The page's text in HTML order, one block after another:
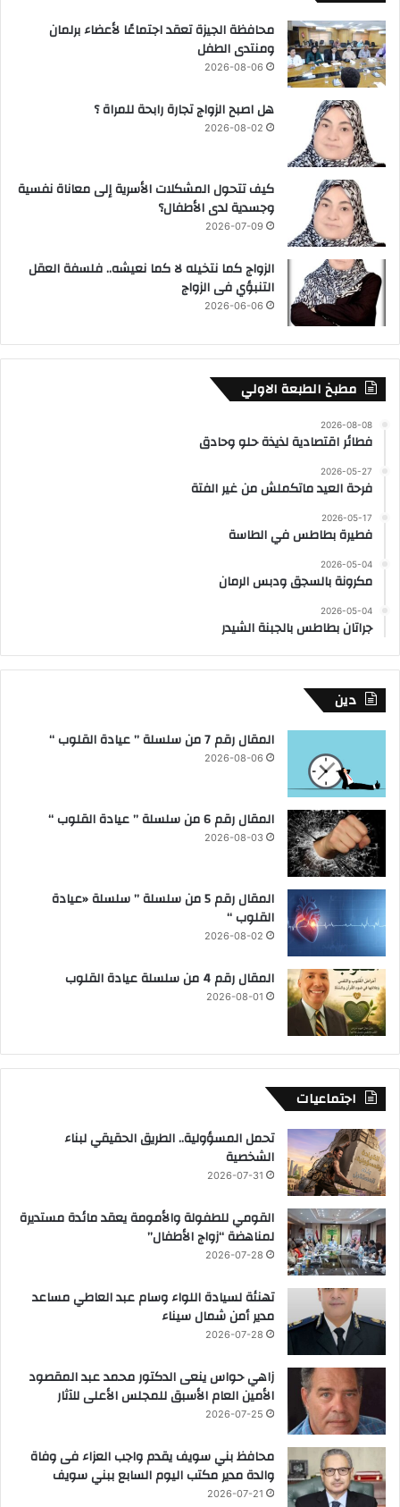
محافظة الجيزة تعقد اجتماعًا لأعضاء برلمان
ومنتدى الطفل
2026-08-06
هل اصبح الزواج تجارة رابحة للمراة ؟
2026-08-02
كيف تتحول المشكلات الأسرية إلى معاناة نفسية
وجسدية لدى الأطفال؟
2026-07-09
الزواج كما نتخيله لا كما نعيشه.. فلسفة العقل
التنبؤي فى الزواج
2026-06-06
مطبخ الطبعة الاولي
2026-08-08
فطائر اقتصادية لذيذة حلو وحادق
2026-05-27
فرحة العيد ماتكملش من غير الفتة
2026-05-17
فطيرة بطاطس في الطاسة
2026-05-04
مكرونة بالسجق ودبس الرمان
2026-05-04
جراتان بطاطس بالجبنة الشيدر
دين
المقال رقم 7 من سلسلة ” عيادة القلوب “
2026-08-06
المقال رقم 6 من سلسلة ” عيادة القلوب “
2026-08-03
المقال رقم 5 من سلسلة ” سلسلة «عيادة
القلوب “
2026-08-02
المقال رقم 4 من سلسلة عيادة القلوب
2026-08-01
اجتماعيات
تحمل المسؤولية.. الطريق الحقيقي لبناء
الشخصية
2026-07-31
القومي للطفولة والأمومة يعقد مائدة مستديرة
لمناهضة “زواج الأطفال”
2026-07-28
تهنئة لسيادة اللواء وسام عبد العاطي مساعد
مدير أمن شمال سيناء
2026-07-28
زاهي حواس ينعى الدكتور محمد عبد المقصود
الأمين العام الأسبق للمجلس الأعلى للآثار
2026-07-25
محافظ بني سويف يقدم واجب العزاء فى وفاة
والدة مدير مكتب اليوم السابع ببني سويف
2026-07-21